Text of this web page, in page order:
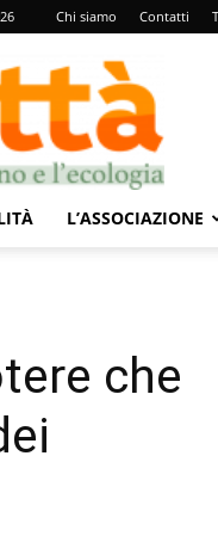
Chi siamo Contatti
L’ASSOCIAZIONE
che